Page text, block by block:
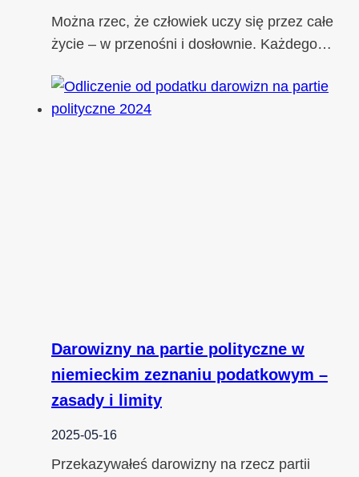
Można rzec, że człowiek uczy się przez całe
życie – w przenośni i dosłownie. Każdego…
Darowizny na partie polityczne w
niemieckim zeznaniu podatkowym –
zasady i limity
2025-05-16
Przekazywałeś darowizny na rzecz partii